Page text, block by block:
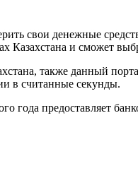
свои денежные
и сможет
также данный
в считанные секунды.
года предоставляет